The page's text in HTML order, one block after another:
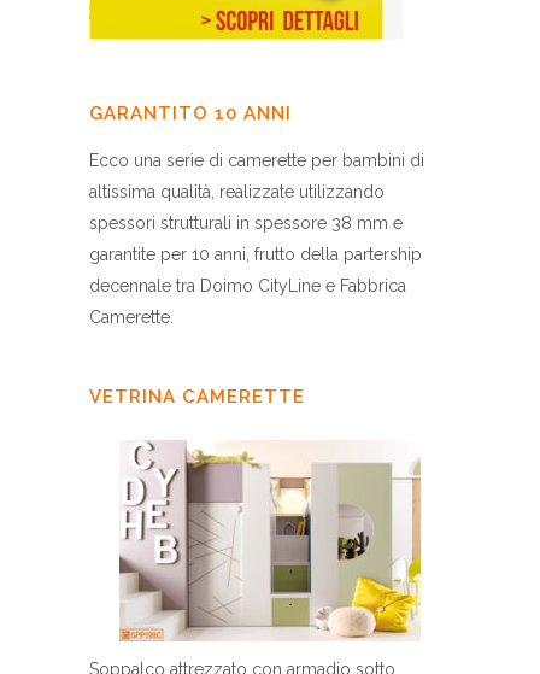
GARANTITO 10 ANNI
Ecco una serie di camerette per bambini di
altissima qualità, realizzate utilizzando
spessori strutturali in spessore 38 mm e
garantite per 10 anni, frutto della partership
decennale tra Doimo CityLine e Fabbrica
Camerette.
VETRINA CAMERETTE
Soppalco attrezzato con armadio sotto